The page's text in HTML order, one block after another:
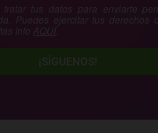
tus datos para enviarte
Puedes ejercitar tus derechos
Info AQUÍ
¡SÍGUENOS!